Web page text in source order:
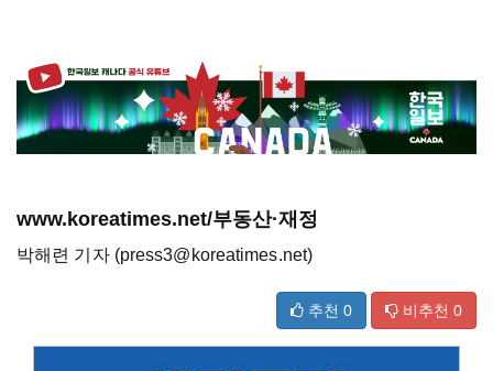
www.koreatimes.net/부동산·재정
박해련 기자 (press3@koreatimes.net)
추천 0 비추천 0